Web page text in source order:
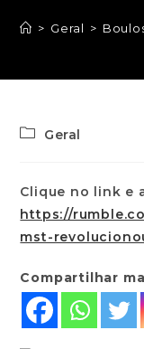
> Geral >
Geral
Clique no link e
https://
mst-
Compartilhar